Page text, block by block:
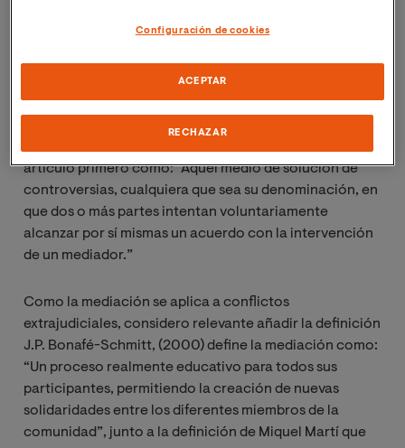
mediación se instaura como una herramienta que
La Ley 5/2012, de 6 de julio, de mediación en asuntos
artículo primero como: “Aquel medio de solución de
controversias, cualquiera que sea su denominación, en
que dos o más partes intentan voluntariamente
alcanzar por sí mismas un acuerdo con la intervención
de un mediador.”
Como la mediación se aplica a conflictos
extrajudiciales, considero relevante añadir la definición
J.P. Bonafé-Schmitt, (2000) define la mediación como:
“Un proceso realmente educativo para todos sus
participantes, permitiendo la creación de nuevas
solidaridades entre los diferentes miembros de la
comunidad”, junto a la definición de Miquel Martí que
Configuración de cookies
RECHAZAR
ACEPTAR